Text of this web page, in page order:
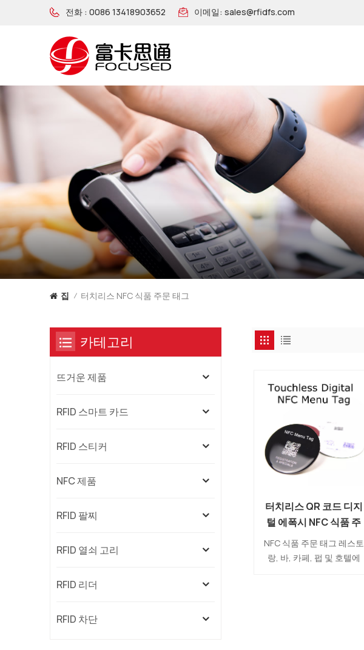
전화 : 0086 13418903652 이메일: sales@rfidfs.com
집 / 터치리스 NFC 식품 주문 태그
터치리스 QR 코드 디지
털 에폭시 NFC 식품 주
문 태그 제조업체
NFC 식품 주문 태그 레스토
랑, 바, 카페, 펍 및 호텔에
카테고리
뜨거운 제품
RFID 스마트 카드
RFID 스티커
NFC 제품
RFID 팔찌
RFID 열쇠 고리
RFID 리더
RFID 차단